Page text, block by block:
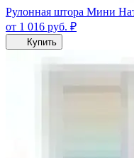
Рулонная штора Мини
от 1 016 руб. ₽
Купить